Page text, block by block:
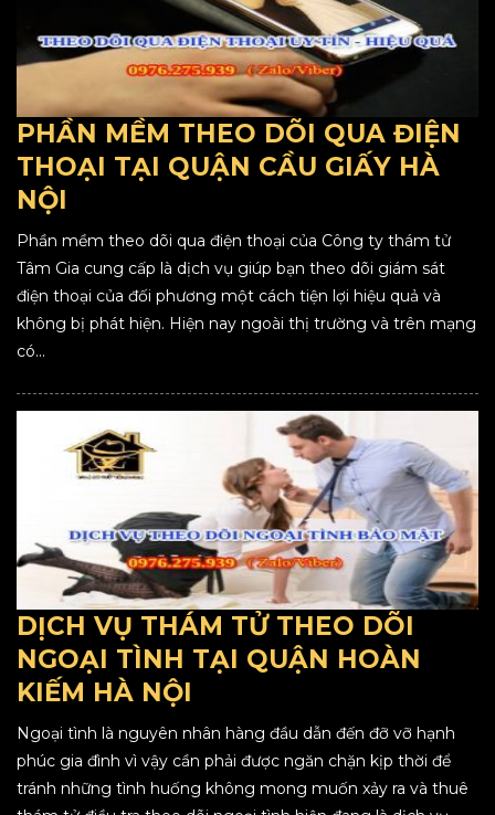
PHẦN MỀM THEO DÕI QUA ĐIỆN
THOẠI TẠI QUẬN CẦU GIẤY HÀ
NỘI
Phần mềm theo dõi qua điện thoại của Công ty thám tử
Tâm Gia cung cấp là dịch vụ giúp bạn theo dõi giám sát
điện thoại của đối phương một cách tiện lợi hiệu quả và
không bị phát hiện. Hiện nay ngoài thị trường và trên mạng
có...
DỊCH VỤ THÁM TỬ THEO DÕI
NGOẠI TÌNH TẠI QUẬN HOÀN
KIẾM HÀ NỘI
Ngoại tình là nguyên nhân hàng đầu dẫn đến đỡ vỡ hạnh
phúc gia đình vì vậy cần phải được ngăn chặn kịp thời để
tránh những tình huống không mong muốn xảy ra và thuê